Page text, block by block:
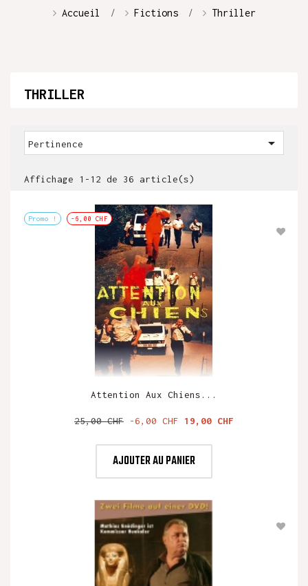
Accueil Fictions Thriller
THRILLER
Pertinence 
Affichage 1-12 de 36 article(s)
Promo ! -6,00 CHF
Attention Aux Chiens...
Prix
25,00 CHF -6,00 CHF Prix
19,00 CHF
AJOUTER AU PANIER